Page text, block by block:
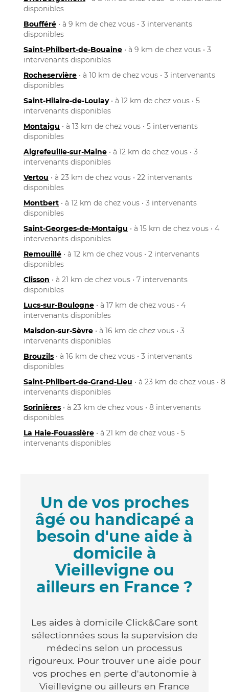
disponibles
Boufféré • à 9 km de chez vous • 3 intervenants
disponibles
Saint-Philbert-de-Bouaine • à 9 km de chez vous • 3
intervenants disponibles
Rocheservière • à 10 km de chez vous • 3 intervenants
disponibles
Saint-Hilaire-de-Loulay• à 12 km de chez vous • 5
intervenants disponibles
Montaigu • à 13 km de chez vous • 5 intervenants
disponibles
Aigrefeuille-sur-Maine • à 12 km de chez vous • 3
intervenants disponibles
Vertou • à 23 km de chez vous • 22 intervenants
disponibles
Montbert • à 12 km de chez vous • 3 intervenants
disponibles
Saint-Georges-de-Montaigu • à 15 km de chez vous • 4
intervenants disponibles
Remouillé • à 12 km de chez vous • 2 intervenants
disponibles
Clisson • à 21 km de chez vous • 7 intervenants
disponibles
Lucs-sur-Boulogne • à 17 km de chez vous • 4
intervenants disponibles
Maisdon-sur-Sèvre • à 16 km de chez vous • 3
intervenants disponibles
Brouzils • à 16 km de chez vous • 3 intervenants
disponibles
Saint-Philbert-de-Grand-Lieu • à 23 km de chez vous • 8
intervenants disponibles
Sorinières • à 23 km de chez vous • 8 intervenants
disponibles
La Haie-Fouassière • à 21 km de chez vous • 5
intervenants disponibles
Un de vos proches
âgé ou handicapé a
besoin d'une aide à
domicile à
Vieillevigne ou
ailleurs en France ?
Les aides à domicile Click&Care sont
sélectionnées sous la supervision de
médecins selon un processus
rigoureux. Pour trouver une aide pour
vos proches en perte d'autonomie à
Vieillevigne ou ailleurs en France